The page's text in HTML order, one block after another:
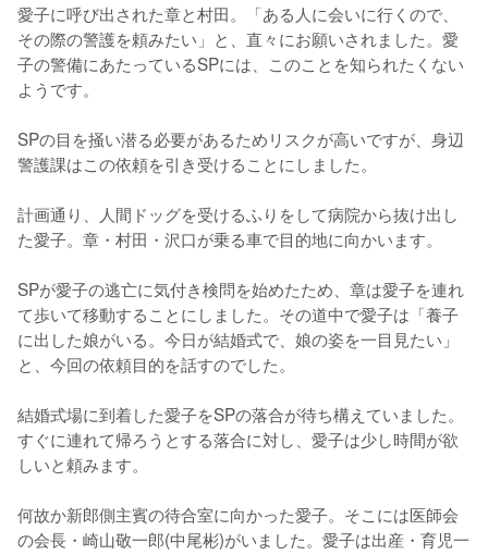
愛子に呼び出された章と村田。「ある人に会いに行くので、
その際の警護を頼みたい」と、直々にお願いされました。愛
子の警備にあたっているSPには、このことを知られたくない
ようです。
SPの目を掻い潜る必要があるためリスクが高いですが、身辺
警護課はこの依頼を引き受けることにしました。
計画通り、人間ドッグを受けるふりをして病院から抜け出し
た愛子。章・村田・沢口が乗る車で目的地に向かいます。
SPが愛子の逃亡に気付き検問を始めたため、章は愛子を連れ
て歩いて移動することにしました。その道中で愛子は「養子
に出した娘がいる。今日が結婚式で、娘の姿を一目見たい」
と、今回の依頼目的を話すのでした。
結婚式場に到着した愛子をSPの落合が待ち構えていました。
すぐに連れて帰ろうとする落合に対し、愛子は少し時間が欲
しいと頼みます。
何故か新郎側主賓の待合室に向かった愛子。そこには医師会
の会長・崎山敬一郎(中尾彬)がいました。愛子は出産・育児一